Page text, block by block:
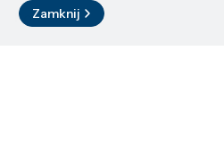
Kontakt
Zamknij